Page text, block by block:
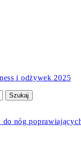
i odżywek 2025
do nóg